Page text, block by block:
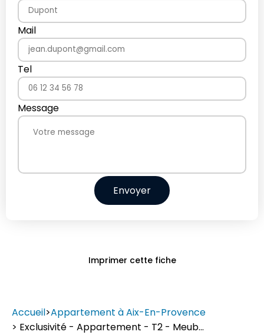
Mail
Tel
Message
Envoyer
Imprimer cette fiche
Accueil>Appartement à Aix-En-Provence
> Exclusivité - Appartement - T2 - Meub...